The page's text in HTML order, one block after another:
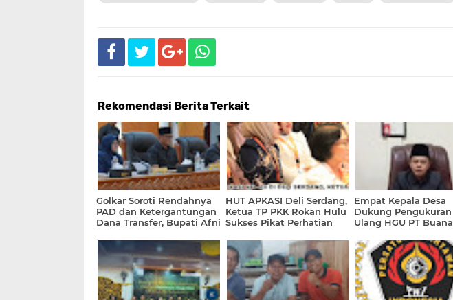
Rekomendasi Berita Terkait
Golkar Soroti Rendahnya
PAD dan Ketergantungan
Dana Transfer, Bupati Afni
Bangun Siak di Tengah
Keterbatasan Fiskal
HUT APKASI Deli Serdang,
Ketua TP PKK Rokan Hulu
Sukses Pikat Perhatian
Khas Daerah
Empat Kepala Desa
Dukung Pengukuran
Ulang HGU PT Buana
Secanggang Masuki
Babak Baru